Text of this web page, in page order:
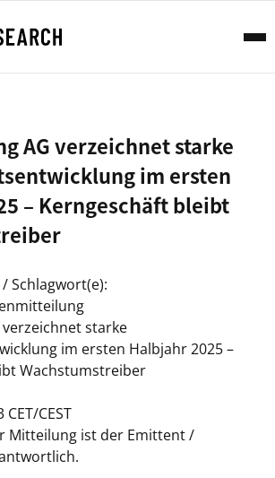
AG verzeichnet starke
im ersten
– Kerngeschäft bleibt
/ Schlagwort(e):
verzeichnet starke
im ersten Halbjahr 2025 –
Wachstumstreiber
CEST
Mitteilung ist der Emittent /